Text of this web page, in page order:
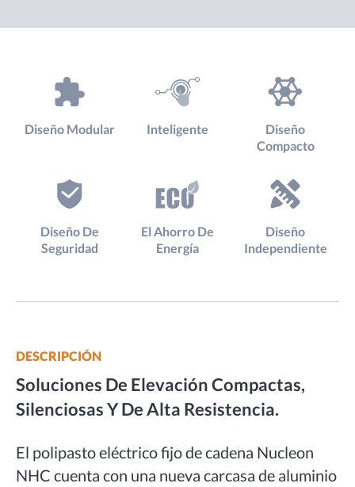
Diseño Modular Inteligente
Diseño
Compacto
Diseño De
Seguridad
El Ahorro De
Energía
Diseño
Independiente
DESCRIPCIÓN
Soluciones De Elevación Compactas,
Silenciosas Y De Alta Resistencia.
El polipasto eléctrico fijo de cadena Nucleon
NHC cuenta con una nueva carcasa de aluminio